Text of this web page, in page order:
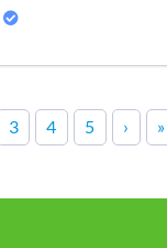
3 4 5 › »